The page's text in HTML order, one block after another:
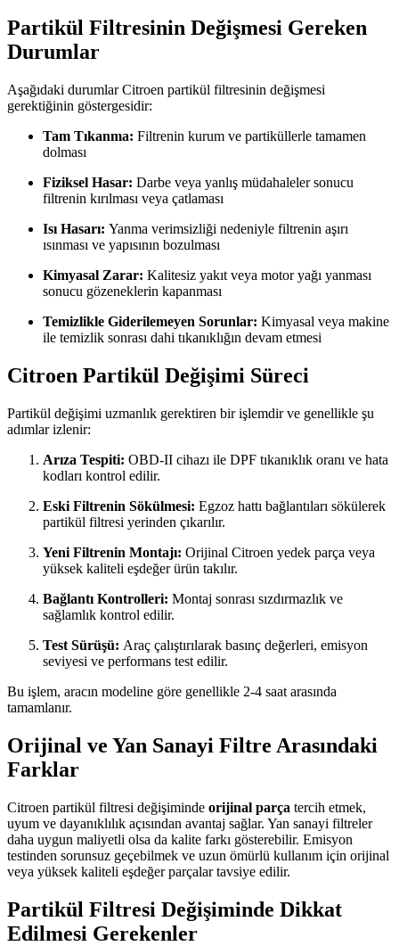
Partikül Filtresinin Değişmesi Gereken
Durumlar
Aşağıdaki durumlar Citroen partikül filtresinin değişmesi
gerektiğinin göstergesidir:
Tam Tıkanma: Filtrenin kurum ve partiküllerle tamamen
dolması
Fiziksel Hasar: Darbe veya yanlış müdahaleler sonucu
filtrenin kırılması veya çatlaması
Isı Hasarı: Yanma verimsizliği nedeniyle filtrenin aşırı
ısınması ve yapısının bozulması
Kimyasal Zarar: Kalitesiz yakıt veya motor yağı yanması
sonucu gözeneklerin kapanması
Temizlikle Giderilemeyen Sorunlar: Kimyasal veya makine
ile temizlik sonrası dahi tıkanıklığın devam etmesi
Citroen Partikül Değişimi Süreci
Partikül değişimi uzmanlık gerektiren bir işlemdir ve genellikle şu
adımlar izlenir:
Arıza Tespiti: OBD-II cihazı ile DPF tıkanıklık oranı ve hata
kodları kontrol edilir.
Eski Filtrenin Sökülmesi: Egzoz hattı bağlantıları sökülerek
partikül filtresi yerinden çıkarılır.
Yeni Filtrenin Montajı: Orijinal Citroen yedek parça veya
yüksek kaliteli eşdeğer ürün takılır.
Bağlantı Kontrolleri: Montaj sonrası sızdırmazlık ve
sağlamlık kontrol edilir.
Test Sürüşü: Araç çalıştırılarak basınç değerleri, emisyon
seviyesi ve performans test edilir.
Bu işlem, aracın modeline göre genellikle 2-4 saat arasında
tamamlanır.
Orijinal ve Yan Sanayi Filtre Arasındaki
Farklar
Citroen partikül filtresi değişiminde orijinal parça tercih etmek,
uyum ve dayanıklılık açısından avantaj sağlar. Yan sanayi filtreler
daha uygun maliyetli olsa da kalite farkı gösterebilir. Emisyon
testinden sorunsuz geçebilmek ve uzun ömürlü kullanım için orijinal
veya yüksek kaliteli eşdeğer parçalar tavsiye edilir.
Partikül Filtresi Değişiminde Dikkat
Edilmesi Gerekenler